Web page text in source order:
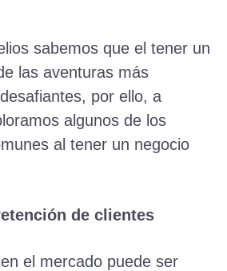
sabemos que el tener un
las aventuras más
por ello, a
algunos de los
al tener un negocio
de clientes
el mercado puede ser